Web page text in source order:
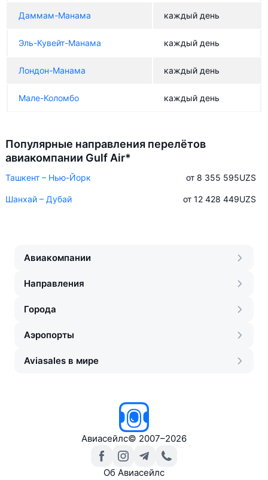
Даммам-Манама каждый день
Эль-Кувейт-Манама каждый день
Лондон-Манама каждый день
Мале-Коломбо каждый день
Популярные направления перелётов
авиакомпании Gulf Air*
Ташкент – Нью-Йорк от 8 355 595UZS
Шанхай – Дубай от 12 428 449UZS
Авиакомпании
Направления
Города
Аэропорты
Aviasales в мире
Авиасейлс© 2007–2026
Об Авиасейлс